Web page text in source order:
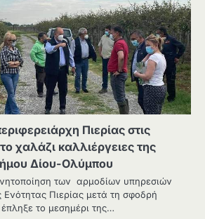
Πιερίας στις
χαλάζι καλλιέργειες της
Δίου-Ολύμπου
των αρμοδίων υπηρεσιών
Ενότητας Πιερίας μετά τη σφοδρή
το μεσημέρι της…